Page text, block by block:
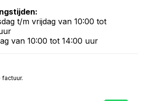
t/m vrijdag van 10:00 tot
van 10:00 tot 14:00 uur